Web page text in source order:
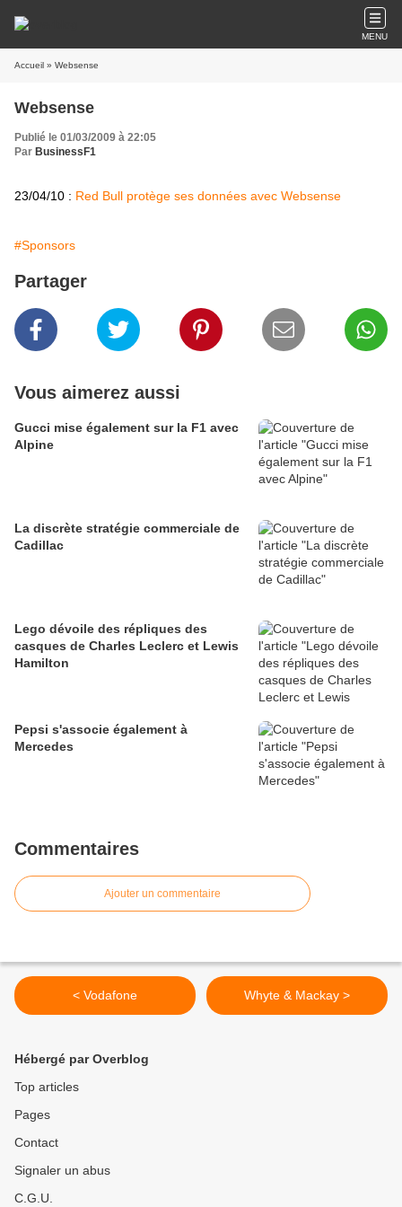
MENU
Accueil » Websense
Websense
Publié le 01/03/2009 à 22:05
Par BusinessF1
23/04/10 : Red Bull protège ses données avec Websense
#Sponsors
Partager
Vous aimerez aussi
Gucci mise également sur la F1 avec
Alpine
La discrète stratégie commerciale de
Cadillac
Lego dévoile des répliques des
casques de Charles Leclerc et Lewis
Hamilton
Pepsi s'associe également à
Mercedes
Commentaires
Ajouter un commentaire
< Vodafone Whyte & Mackay >
Hébergé par Overblog
Top articles
Pages
Contact
Signaler un abus
C.G.U.